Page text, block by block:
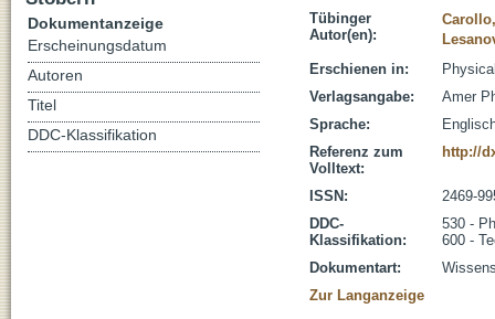
Tübinger
Autor(en):
Erschienen in:
Verlagsangabe:
Amer
Sprache:
Referenz zum
Volltext:
http://
ISSN:
2469-
DDC-
Klassifikation:
530 -
600 -
Dokumentart:
Zur Langanzeige
Dokumentanzeige
Erscheinungsdatum
Autoren
Titel
DDC-Klassifikation